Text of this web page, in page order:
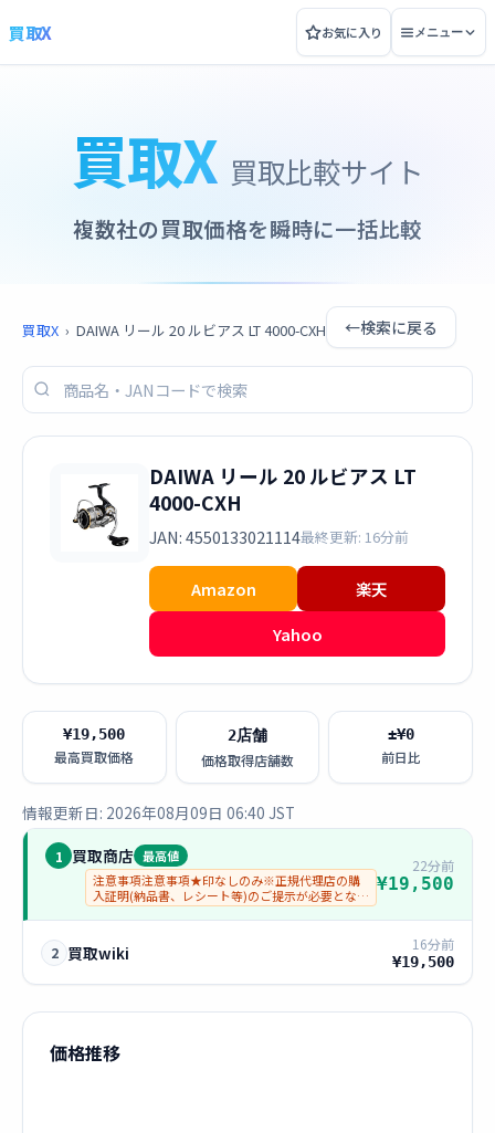
買取X お気に入り メニュー
買取X 買取比較サイト
複数社の買取価格を瞬時に一括比較
買取X › DAIWA リール 20 ルビアス LT 4000-CXH ←検索に戻る
DAIWA リール 20 ルビアス LT
4000-CXH
JAN: 4550133021114最終更新: 16分前
Amazon
楽天
Yahoo
¥19,500
最高買取価格
2店舗
価格取得店舗数
±¥0
前日比
情報更新日: 2026年08月09日 06:40 JST
1 買取商店 最高値
注意事項注意事項★印なしのみ※正規代理店の購
入証明(納品書、レシート等)のご提示が必要となり
ます。
22分前
¥19,500
2 買取wiki 16分前
¥19,500
価格推移